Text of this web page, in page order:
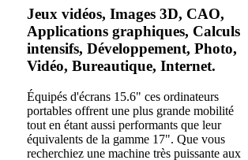
Jeux vidéos, Images 3D, CAO,
Applications graphiques, Calculs
intensifs, Développement, Photo,
Vidéo, Bureautique, Internet.
Équipés d'écrans 15.6" ces ordinateurs
portables offrent une plus grande mobilité
tout en étant aussi performants que leur
équivalents de la gamme 17". Que vous
recherchiez une machine très puissante aux